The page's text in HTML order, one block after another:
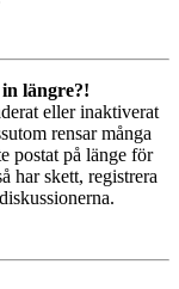
längre?!
eller inaktiverat
rensar många
postat på länge för
har skett, registrera